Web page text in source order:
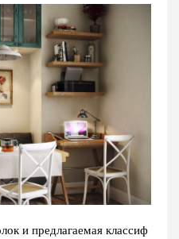
и предлагаемая классиф